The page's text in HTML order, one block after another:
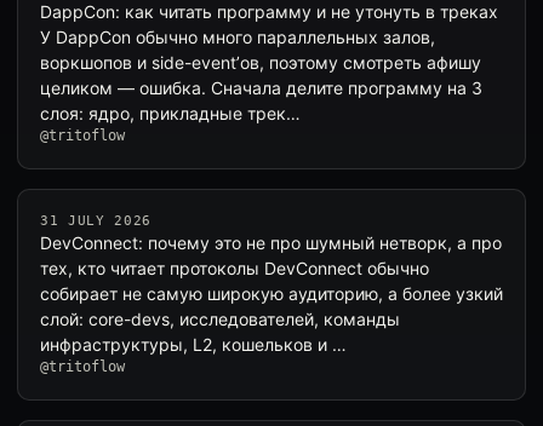
DappCon: как читать программу и не утонуть в треках
У DappCon обычно много параллельных залов,
воркшопов и side-event’ов, поэтому смотреть афишу
целиком — ошибка. Сначала делите программу на 3
слоя: ядро, прикладные трек…
@tritoflow
31 JULY 2026
DevConnect: почему это не про шумный нетворк, а про
тех, кто читает протоколы DevConnect обычно
собирает не самую широкую аудиторию, а более узкий
слой: core-devs, исследователей, команды
инфраструктуры, L2, кошельков и …
@tritoflow